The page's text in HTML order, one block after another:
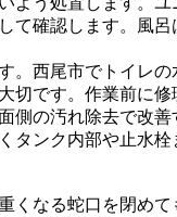
て確認します。風
。西尾市でトイレ
切です。作業前に
側の汚れ除去で改
タンク内部や止水
くなる蛇口を閉め